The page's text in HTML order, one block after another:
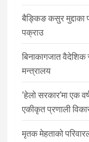
बैङ्किङ कसुर मुद्दाका
पक्राउ
बिनाकागजात वैदेशिक
मन्त्रालय
‘हेलो सरकार’मा एक
एकीकृत प्रणाली
मृतक मेहताको